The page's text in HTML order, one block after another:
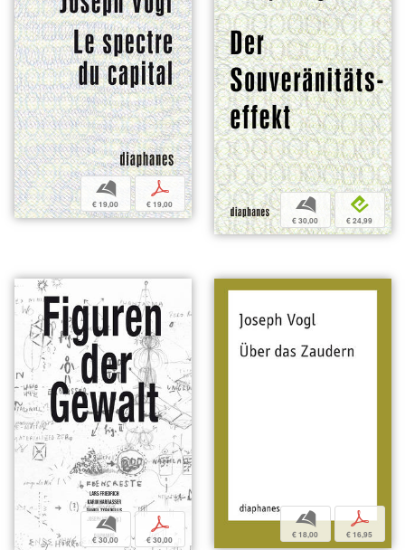
b
€ 19,00
p
€ 19,00 b
€ 30,00
e
€ 24,99
b
€ 30,00
p
€ 30,00
b
€ 18,00
p
€ 16,95